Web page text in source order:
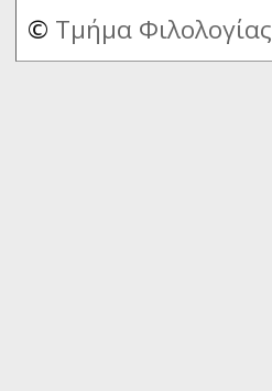
© Τμήμα Φιλολογίας